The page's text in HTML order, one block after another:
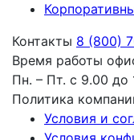
Контакты 8 (800)
Время работы
Пн. – Пт. с 9.00 до
Политика
Условия и